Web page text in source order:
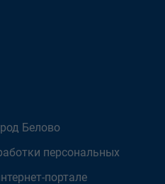
Белово
персональных
портале